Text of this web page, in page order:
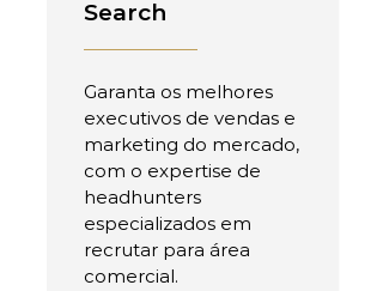
Search
Garanta os melhores
executivos de vendas e
marketing do mercado,
com o expertise de
headhunters
especializados em
recrutar para área
comercial.